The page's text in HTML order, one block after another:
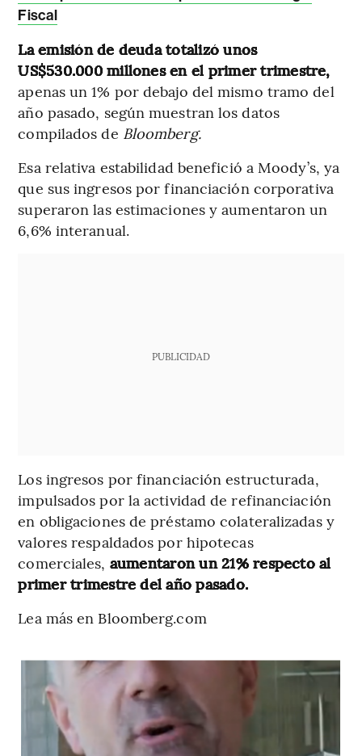
Fiscal
La emisión de deuda totalizó unos
US$530.000 millones en el primer trimestre,
apenas un 1% por debajo del mismo tramo del
año pasado, según muestran los datos
compilados de Bloomberg.
Esa relativa estabilidad benefició a Moody’s, ya
que sus ingresos por financiación corporativa
superaron las estimaciones y aumentaron un
6,6% interanual.
PUBLICIDAD
Los ingresos por financiación estructurada,
impulsados por la actividad de refinanciación
en obligaciones de préstamo colateralizadas y
valores respaldados por hipotecas
comerciales, aumentaron un 21% respecto al
primer trimestre del año pasado.
Lea más en Bloomberg.com